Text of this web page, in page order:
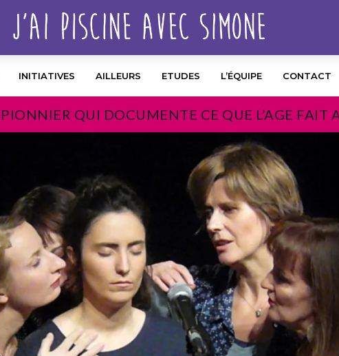
INITIATIVES AILLEURS ETUDES L’ÉQUIPE CONTACT
QUI DOCUMENTE CE QUE L’AGE FAIT